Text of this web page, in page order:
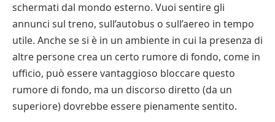
schermati dal mondo esterno. Vuoi sentire gli
annunci sul treno, sull’autobus o sull’aereo in tempo
utile. Anche se si è in un ambiente in cui la presenza di
altre persone crea un certo rumore di fondo, come in
ufficio, può essere vantaggioso bloccare questo
rumore di fondo, ma un discorso diretto (da un
superiore) dovrebbe essere pienamente sentito.